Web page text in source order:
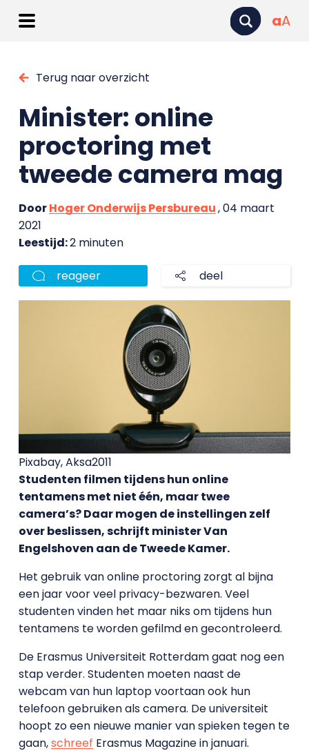
aA
Terug naar overzicht
Minister: online
proctoring met
tweede camera mag
DoorHoger Onderwijs Persbureau, 04 maart
2021
Leestijd:2 minuten
reageer deel
Pixabay, Aksa2011
Studenten filmen tijdens hun online
tentamens met niet één, maar twee
camera’s? Daar mogen de instellingen zelf
over beslissen, schrijft minister Van
Engelshoven aan de Tweede Kamer.
Het gebruik van online proctoring zorgt al bijna
een jaar voor veel privacy-bezwaren. Veel
studenten vinden het maar niks om tijdens hun
tentamens te worden gefilmd en gecontroleerd.
De Erasmus Universiteit Rotterdam gaat nog een
stap verder. Studenten moeten naast de
webcam van hun laptop voortaan ook hun
telefoon gebruiken als camera. De universiteit
hoopt zo een nieuwe manier van spieken tegen te
gaan,schreef Erasmus Magazine in januari.